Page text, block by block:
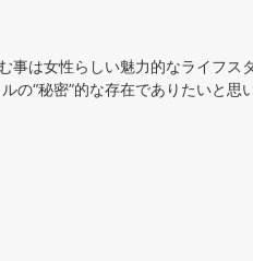
事は女性らしい魅力的なライフス
の“秘密”的な存在でありたいと思